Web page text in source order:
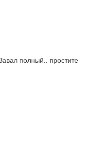
полный.. простите